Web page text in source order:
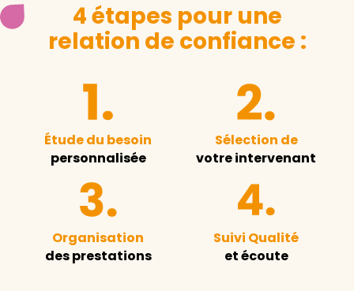
4 étapes pour une
relation de confiance :
Étude du besoin
personnalisée
Sélection de
votre intervenant
Organisation
des prestations
Suivi Qualité
et écoute